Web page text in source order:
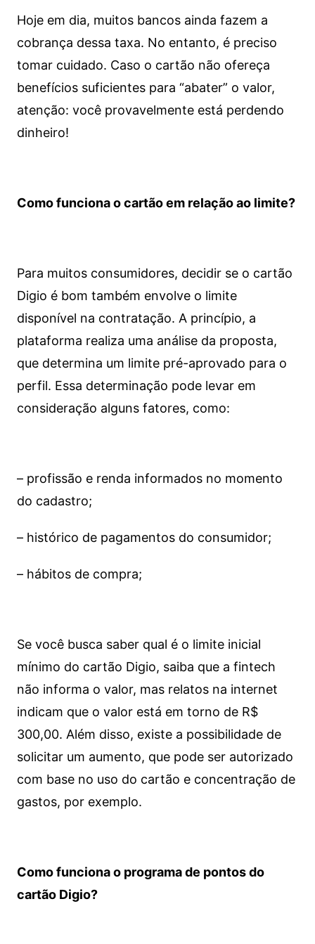
Hoje em dia, muitos bancos ainda fazem a
cobrança dessa taxa. No entanto, é preciso
tomar cuidado. Caso o cartão não ofereça
benefícios suficientes para “abater” o valor,
atenção: você provavelmente está perdendo
dinheiro!
Como funciona o cartão em relação ao limite?
Para muitos consumidores, decidir se o cartão
Digio é bom também envolve o limite
disponível na contratação. A princípio, a
plataforma realiza uma análise da proposta,
que determina um limite pré-aprovado para o
perfil. Essa determinação pode levar em
consideração alguns fatores, como:
– profissão e renda informados no momento
do cadastro;
– histórico de pagamentos do consumidor;
– hábitos de compra;
Se você busca saber qual é o limite inicial
mínimo do cartão Digio, saiba que a fintech
não informa o valor, mas relatos na internet
indicam que o valor está em torno de R$
300,00. Além disso, existe a possibilidade de
solicitar um aumento, que pode ser autorizado
com base no uso do cartão e concentração de
gastos, por exemplo.
Como funciona o programa de pontos do
cartão Digio?